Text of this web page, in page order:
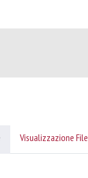
Visualizzazione File